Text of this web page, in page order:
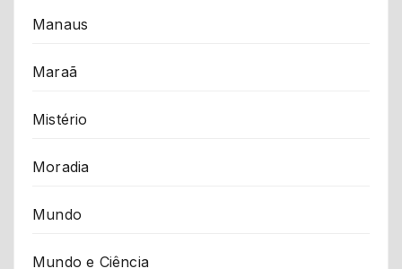
Manaus
Maraã
Mistério
Moradia
Mundo
Mundo e Ciência